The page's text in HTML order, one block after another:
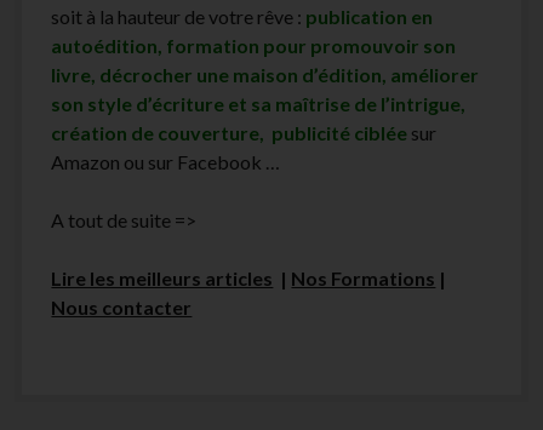
soit à la hauteur de votre rêve : publication en
autoédition, formation pour promouvoir son
livre, décrocher une maison d’édition, améliorer
son style d’écriture et sa maîtrise de l’intrigue,
création de couverture, publicité ciblée sur
Amazon ou sur Facebook …
A tout de suite =>
Lire les meilleurs articles | Nos Formations |
Nous contacter